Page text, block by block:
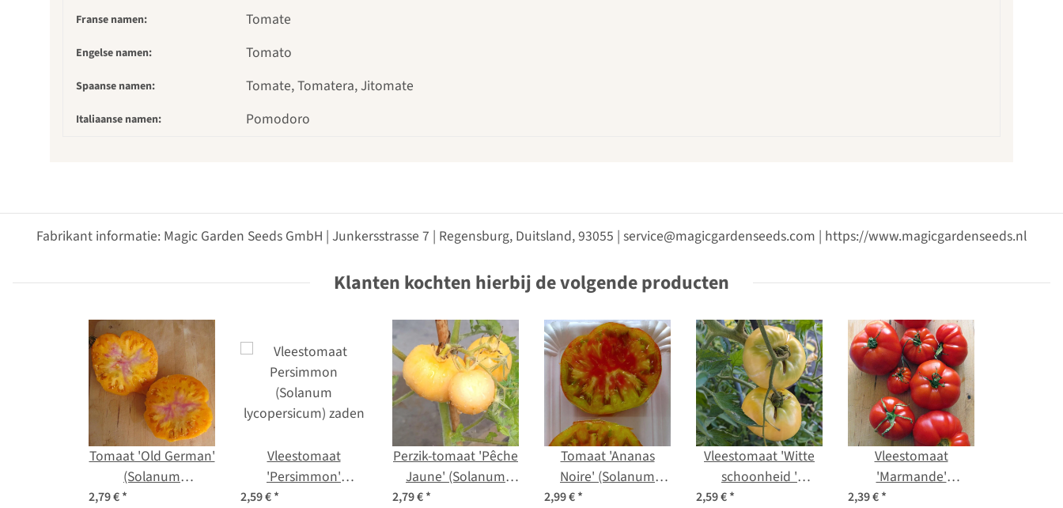
Franse namen: Tomate
Engelse namen: Tomato
Spaanse namen: Tomate, Tomatera, Jitomate
Italiaanse namen: Pomodoro
Fabrikant informatie: Magic Garden Seeds GmbH | Junkersstrasse 7 | Regensburg, Duitsland, 93055 | service@magicgardenseeds.com | https://www.magicgardenseeds.nl
Klanten kochten hierbij de volgende producten
Tomaat 'Old German'
(Solanum
lycopersicum) zaden
2,79 €*
Vleestomaat
'Persimmon'
(Solanum
2,59 €*
Perzik-tomaat 'Pêche
Jaune' (Solanum
lycopersicum) bio
2,79 €*
Tomaat 'Ananas
Noire' (Solanum
lycopersicum) zaden
2,99 €*
Vleestomaat 'Witte
schoonheid '
(Solanum
2,59 €*
Vleestomaat
'Marmande'
(Solanum
2,39 €*